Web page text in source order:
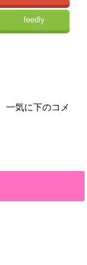
feedly
一気に下のコメ